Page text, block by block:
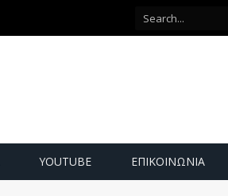
YOUTUBE ΕΠΙΚΟΙΝΩΝΊΑ